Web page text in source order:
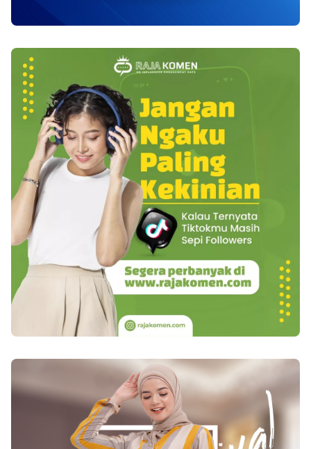
cemburu memang sesekali mewarnai hubungan.
Tetapi tidak ada sikap posesif berlebihan. Kamu
dan pasangan bisa saling menjaga rasa percaya
yang ada, maka di dalamnya ada cinta kuat yang
menyertai. Bisa senantiasa menjaga rasa percaya
menjadi bukti ada cinta yang tulus di dalamnya.
Sebab ada kenyamanan dan ketenangan yang
dirasakan bersama. Semoga kamu dan
pasanganmu bisa menjadi pasangan yang
bahagia dalam hubungan yang dijalin, ya.
Semoga cinta yang dibangun pun bisa makin
kuat seiring waktu berjalan.
melindungi warna alami rambut Anda terus
Pada Kesehatan 3. Telur Telur memiliki
kandungan vitamin B-12 dan biotin serta protein
tidak berlemak yang tinggi. Konsumsi telur bisa
bikin rambut Anda lebih bercahaya serta dapat
pula memperkuat akar rambut supaya tidak
gampang rontok. 4. Blueberry Blueberry di
ketahui semacam buah eksotis yang di ketahui
kaya dengan vitamin C yang benar-benar utama
untuk aliran darah ke kulit kepala. Kekurangan
vitamin C bisa mengakibatkan rusaknya pada
rambut. 5. Unggas Unggas merupakan menu
hidangan keseharian yang kaya dengan protein,
zinc¸ zat besi, serta vitamin B. Kandungan-
kandungan itu melindungi tiap-tiap helai rambut
Anda supaya kuat serta lebat karena sebagian
besar rambut di bangun oleh protein.